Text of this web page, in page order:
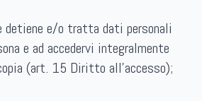
detiene e/o tratta dati personali
e ad accedervi integralmente
(art. 15 Diritto all’accesso);